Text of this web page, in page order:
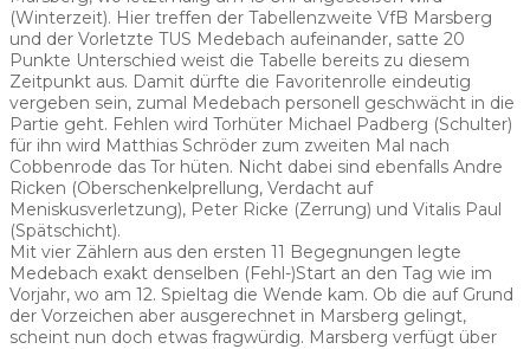
(Winterzeit). Hier treffen der Tabellenzweite VfB Marsberg
und der Vorletzte TUS Medebach aufeinander, satte 20
Punkte Unterschied weist die Tabelle bereits zu diesem
Zeitpunkt aus. Damit dürfte die Favoritenrolle eindeutig
vergeben sein, zumal Medebach personell geschwächt in die
Partie geht. Fehlen wird Torhüter Michael Padberg (Schulter)
für ihn wird Matthias Schröder zum zweiten Mal nach
Cobbenrode das Tor hüten. Nicht dabei sind ebenfalls Andre
Ricken (Oberschenkelprellung, Verdacht auf
Meniskusverletzung), Peter Ricke (Zerrung) und Vitalis Paul
(Spätschicht).
Mit vier Zählern aus den ersten 11 Begegnungen legte
Medebach exakt denselben (Fehl-)Start an den Tag wie im
Vorjahr, wo am 12. Spieltag die Wende kam. Ob die auf Grund
der Vorzeichen aber ausgerechnet in Marsberg gelingt,
scheint nun doch etwas fragwürdig. Marsberg verfügt über